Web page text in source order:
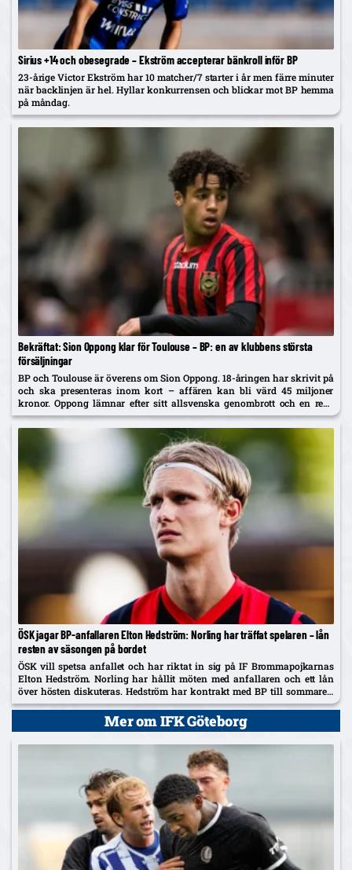
Sirius +14 och obesegrade – Ekström accepterar bänkroll inför BP
23-årige Victor Ekström har 10 matcher/7 starter i år men färre minuter
när backlinjen är hel. Hyllar konkurrensen och blickar mot BP hemma
på måndag.
Bekräftat: Sion Oppong klar för Toulouse – BP: en av klubbens största
försäljningar
BP och Toulouse är överens om Sion Oppong. 18-åringen har skrivit på
och ska presenteras inom kort – affären kan bli värd 45 miljoner
kronor. Oppong lämnar efter sitt allsvenska genombrott och en resa
som började i BP som fyraåring.
ÖSK jagar BP-anfallaren Elton Hedström: Norling har träffat spelaren – lån
resten av säsongen på bordet
ÖSK vill spetsa anfallet och har riktat in sig på IF Brommapojkarnas
Elton Hedström. Norling har hållit möten med anfallaren och ett lån
över hösten diskuteras. Hedström har kontrakt med BP till sommaren
2029 och uppges även vara på radarn...
Mer om IFK Göteborg